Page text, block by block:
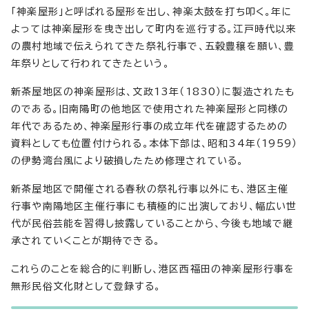
「神楽屋形」と呼ばれる屋形を出し、神楽太鼓を打ち叩く。年に
よっては神楽屋形を曳き出して町内を巡行する。江戸時代以来
の農村地域で伝えられてきた祭礼行事で、五穀豊穣を願い、豊
年祭りとして行われてきたという。
新茶屋地区の神楽屋形は、文政13年（1830）に製造されたも
のである。旧南陽町の他地区で使用された神楽屋形と同様の
年代であるため、神楽屋形行事の成立年代を確認するための
資料としても位置付けられる。本体下部は、昭和34年（1959）
の伊勢湾台風により破損したため修理されている。
新茶屋地区で開催される春秋の祭礼行事以外にも、港区主催
行事や南陽地区主催行事にも積極的に出演しており、幅広い世
代が民俗芸能を習得し披露していることから、今後も地域で継
承されていくことが期待できる。
これらのことを総合的に判断し、港区西福田の神楽屋形行事を
無形民俗文化財として登録する。